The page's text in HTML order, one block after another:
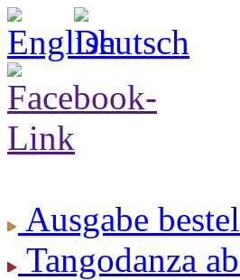
Ausgabe
Tangodanza